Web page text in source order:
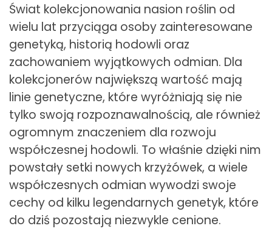
Świat kolekcjonowania nasion roślin od
wielu lat przyciąga osoby zainteresowane
genetyką, historią hodowli oraz
zachowaniem wyjątkowych odmian. Dla
kolekcjonerów największą wartość mają
linie genetyczne, które wyróżniają się nie
tylko swoją rozpoznawalnością, ale również
ogromnym znaczeniem dla rozwoju
współczesnej hodowli. To właśnie dzięki nim
powstały setki nowych krzyżówek, a wiele
współczesnych odmian wywodzi swoje
cechy od kilku legendarnych genetyk, które
do dziś pozostają niezwykle cenione.